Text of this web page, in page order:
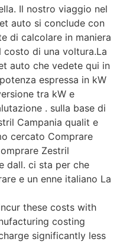
Il nostro viaggio nel
auto si conclude con
di calcolare in maniera
di una voltura.La
auto che vedete qui in
espressa in kW
tra kW e
. sulla base di
Campania qualit e
cercato Comprare
Zestril
dall. ci sta per che
e un enne italiano La
these costs with
costing
significantly less